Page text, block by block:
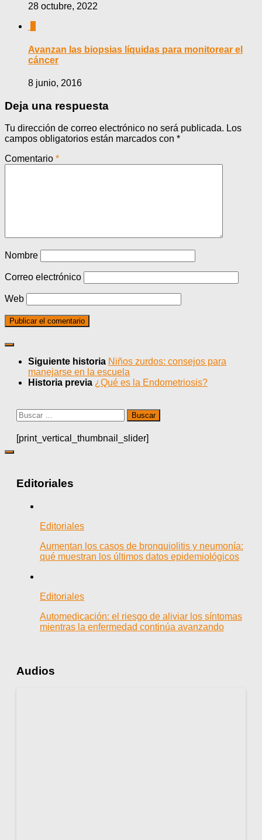
28 octubre, 2022
Avanzan las biopsias líquidas para monitorear el
cáncer
8 junio, 2016
Deja una respuesta
Tu dirección de correo electrónico no será publicada. Los
campos obligatorios están marcados con *
Comentario *
Nombre
Correo electrónico
Web
Siguiente historia Niños zurdos: consejos para
manejarse en la escuela
Historia previa ¿Qué es la Endometriosis?
Buscar:
[print_vertical_thumbnail_slider]
Editoriales
Editoriales
Aumentan los casos de bronquiolitis y neumonía:
qué muestran los últimos datos epidemiológicos
Editoriales
Automedicación: el riesgo de aliviar los síntomas
mientras la enfermedad continúa avanzando
Audios